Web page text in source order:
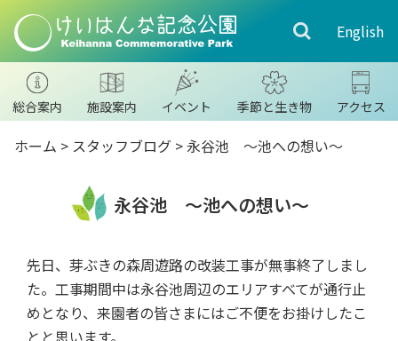
English
総合案内 施設案内 イベント 季節と生き物 アクセス
ホーム > スタッフブログ >永谷池 ～池への想い～
永谷池 ～池への想い～
先日、芽ぶきの森周遊路の改装工事が無事終了しまし
た。工事期間中は永谷池周辺のエリアすべてが通行止
めとなり、来園者の皆さまにはご不便をお掛けしたこ